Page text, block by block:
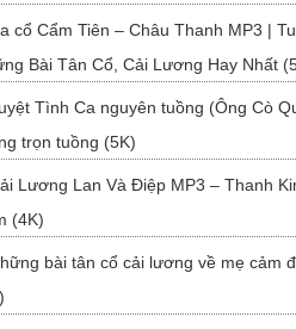
cổ Cẩm Tiên – Châu Thanh MP3 |
Bài Tân Cổ, Cải Lương Hay Nhất
Tình Ca nguyên tuồng (Ông Cò
trọn tuồng (5K)
Lương Lan Và Điệp MP3 – Thanh
(4K)
bài tân cổ cải lương về mẹ cảm